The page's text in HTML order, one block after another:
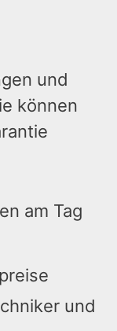
und
können
am Tag
und